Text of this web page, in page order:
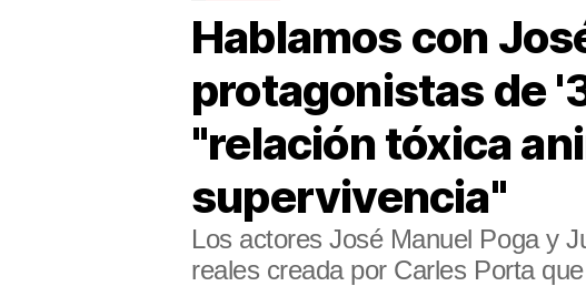
Hablamos con
protagonistas de
"relación tóxica
supervivencia"
Los actores José Manuel Poga y
reales creada por Carles Porta